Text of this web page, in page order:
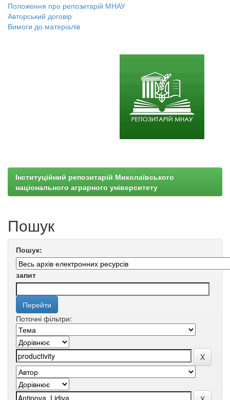
Положення про репозитарій МНАУ
Авторський договір
Вимоги до матеріалів
Інституційний репозитарій Миколаївського
національного аграрного університету
Пошук
Пошук:
запит
Поточні фільтри: